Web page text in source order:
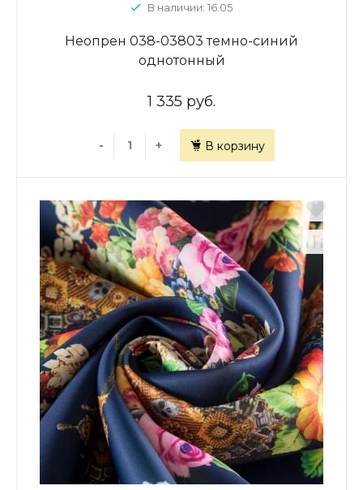
В наличии: 16.05
Неопрен 038-03803 темно-синий
однотонный
1 335 руб.
- + В корзину